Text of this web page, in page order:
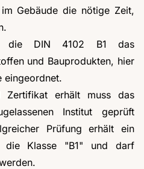
Gebäude die nötige Zeit,
die DIN 4102 B1 das
und Bauprodukten, hier
eingeordnet.
erhält muss das
Institut geprüft
Prüfung erhält ein
Klasse "B1" und darf